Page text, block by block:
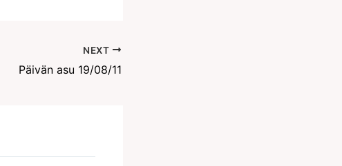
NEXT
Päivän asu 19/08/11